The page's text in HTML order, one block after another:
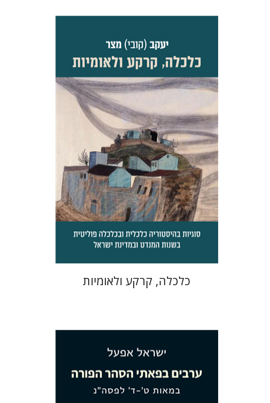
יעקב (קובי) מצר
הנחת אתר ספר מודפס
$35
$32
כלכלה, קרקע ולאומיות
ישראל אפעל